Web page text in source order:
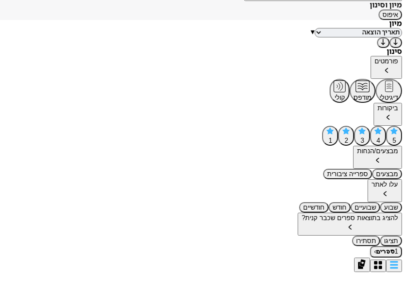
מיון וסינון
איפוס
מיון
▾
סינון
פורמטים
דיגיטלי מודפס
קולי
ביקורות
5
4
3
2
1
מבצעים/הנחות
מבצעים
ספרייה ציבורית
עלו לאתר
שבוע שבועיים חודש
חודשיים
להציג בתוצאות ספרים שכבר קנית?
תציגו
תסתירו
1ספרים›